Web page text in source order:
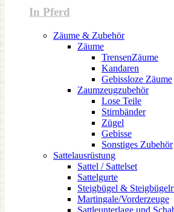
In Pferd
Zäume & Zubehör
Zäume
TrensenZäume
Kandaren
Gebissloze Zäume
Zaumzeugzubehör
Lose Teile
Stirnbänder
Zügel
Gebisse
Sonstiges Zubehör
Sattelausrüstung
Sattel / Sattelset
Sattelgurte
Steigbügel &
Martingale/Vorderzeuge
Sattleunterlage und